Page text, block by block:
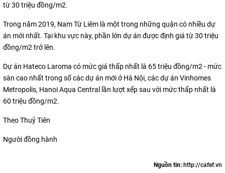
từ 30 triệu đồng/m2.
Trong năm 2019, Nam Từ Liêm là một trong những quận có nhiều dự
án mới nhất. Tại khu vực này, phần lớn dự án được định giá từ 30 triệu
đồng/m2 trở lên.
Dự án Hateco Laroma có mức giá thấp nhất là 65 triệu đồng/m2 - mức
sàn cao nhất trong số các dự án mới ở Hà Nội, các dự án Vinhomes
Metropolis, Hanoi Aqua Central lần lượt xếp sau với mức thấp nhất là
60 triệu đồng/m2.
Theo Thuỷ Tiên
Người đồng hành
Nguồn tin: http://cafef.vn